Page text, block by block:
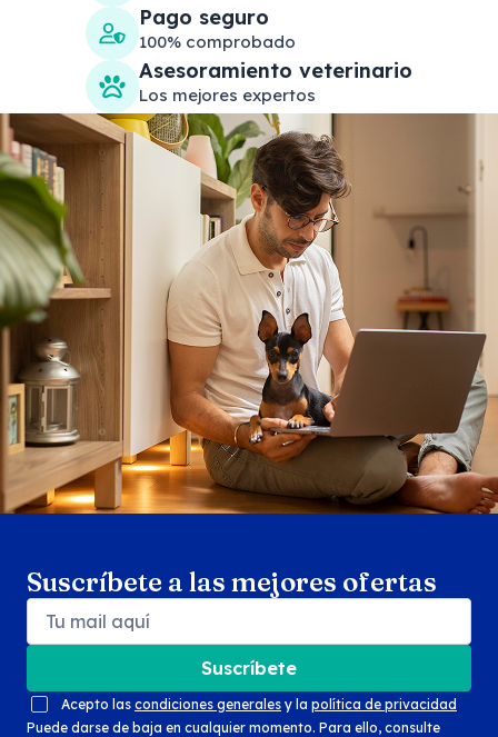
Pago seguro
100% comprobado
Asesoramiento veterinario
Los mejores expertos
Suscríbete a las mejores ofertas
Suscríbete
Acepto las condiciones generales y la política de privacidad
Puede darse de baja en cualquier momento. Para ello, consulte
Search products